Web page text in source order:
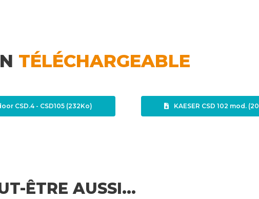
TÉLÉCHARGEABLE
CSD.4 - CSD105 (232Ko) KAESER CSD 102 mod.
ÊTRE AUSSI…